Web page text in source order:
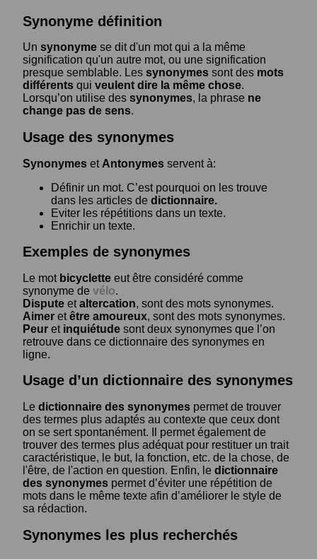
Synonyme définition
Un synonyme se dit d'un mot qui a la même
signification qu'un autre mot, ou une signification
presque semblable. Les synonymes sont des mots
différents qui veulent dire la même chose.
Lorsqu’on utilise des synonymes, la phrase ne
change pas de sens.
Usage des synonymes
Synonymes et Antonymes servent à:
Définir un mot. C’est pourquoi on les trouve
dans les articles de dictionnaire.
Eviter les répétitions dans un texte.
Enrichir un texte.
Exemples de synonymes
Le mot bicyclette eut être considéré comme
synonyme de vélo.
Dispute etaltercation, sont des mots synonymes.
Aimer etêtre amoureux, sont des mots synonymes.
Peur et inquiétude sont deux synonymes que l’on
retrouve dans ce dictionnaire des synonymes en
ligne.
Usage d’un dictionnaire des synonymes
Le dictionnaire des synonymes permet de trouver
des termes plus adaptés au contexte que ceux dont
on se sert spontanément. Il permet également de
trouver des termes plus adéquat pour restituer un trait
caractéristique, le but, la fonction, etc. de la chose, de
l'être, de l'action en question. Enfin, le dictionnaire
des synonymes permet d’éviter une répétition de
mots dans le même texte afin d’améliorer le style de
sa rédaction.
Synonymes les plus recherchés